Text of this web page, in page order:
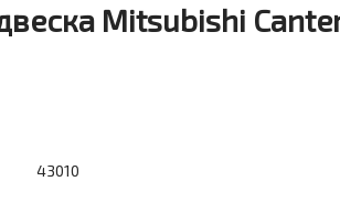
Mitsubishi
43010